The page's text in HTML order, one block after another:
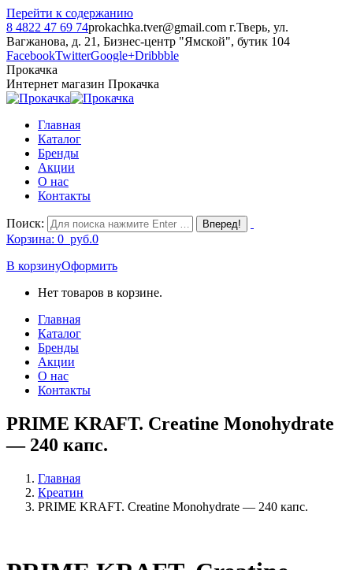
Перейти к содержанию
8 4822 47 69 74prokachka.tver@gmail.com г.Тверь, ул.
Вагжанова, д. 21, Бизнес-центр "Ямской", бутик 104
FacebookTwitterGoogle+Dribbble
Прокачка
Интернет магазин Прокачка
Главная
Каталог
Бренды
Акции
О нас
Контакты
Поиск:
Корзина: 0 руб.0
В корзинуОформить
Нет товаров в корзине.
Главная
Каталог
Бренды
Акции
О нас
Контакты
PRIME KRAFT. Creatine Monohydrate
— 240 капс.
Главная
Креатин
PRIME KRAFT. Creatine Monohydrate — 240 капс.